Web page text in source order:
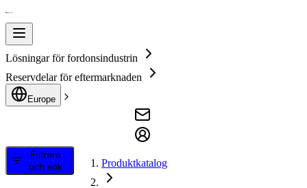
Lösningar för fordonsindustrin
Reservdelar för eftermarknaden
Europe
Filtrera
och sök
Produktkatalog